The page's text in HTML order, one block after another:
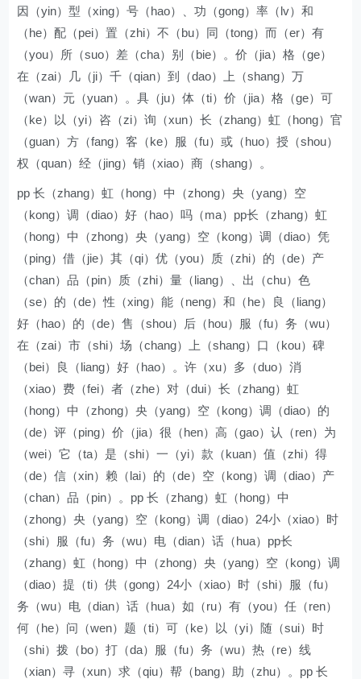
因（yin）型（xing）号（hao）、功（gong）率（lv）和
（he）配（pei）置（zhi）不（bu）同（tong）而（er）有
（you）所（suo）差（cha）别（bie）。价（jia）格（ge）
在（zai）几（ji）千（qian）到（dao）上（shang）万
（wan）元（yuan）。具（ju）体（ti）价（jia）格（ge）可
（ke）以（yi）咨（zi）询（xun）长（zhang）虹（hong）官
（guan）方（fang）客（ke）服（fu）或（huo）授（shou）
权（quan）经（jing）销（xiao）商（shang）。
pp 长（zhang）虹（hong）中（zhong）央（yang）空
（kong）调（diao）好（hao）吗（ma）pp长（zhang）虹
（hong）中（zhong）央（yang）空（kong）调（diao）凭
（ping）借（jie）其（qi）优（you）质（zhi）的（de）产
（chan）品（pin）质（zhi）量（liang）、出（chu）色
（se）的（de）性（xing）能（neng）和（he）良（liang）
好（hao）的（de）售（shou）后（hou）服（fu）务（wu）
在（zai）市（shi）场（chang）上（shang）口（kou）碑
（bei）良（liang）好（hao）。许（xu）多（duo）消
（xiao）费（fei）者（zhe）对（dui）长（zhang）虹
（hong）中（zhong）央（yang）空（kong）调（diao）的
（de）评（ping）价（jia）很（hen）高（gao）认（ren）为
（wei）它（ta）是（shi）一（yi）款（kuan）值（zhi）得
（de）信（xin）赖（lai）的（de）空（kong）调（diao）产
（chan）品（pin）。pp 长（zhang）虹（hong）中
（zhong）央（yang）空（kong）调（diao）24小（xiao）时
（shi）服（fu）务（wu）电（dian）话（hua）pp长
（zhang）虹（hong）中（zhong）央（yang）空（kong）调
（diao）提（ti）供（gong）24小（xiao）时（shi）服（fu）
务（wu）电（dian）话（hua）如（ru）有（you）任（ren）
何（he）问（wen）题（ti）可（ke）以（yi）随（sui）时
（shi）拨（bo）打（da）服（fu）务（wu）热（re）线
（xian）寻（xun）求（qiu）帮（bang）助（zhu）。pp 长